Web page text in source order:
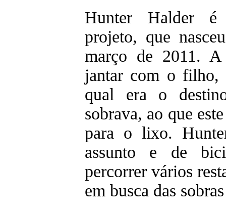
Hunter Halder
projeto, que
março de 2011.
jantar com o filho,
qual era o
sobrava, ao que
para o lixo.
assunto e de
percorrer vários
em busca das